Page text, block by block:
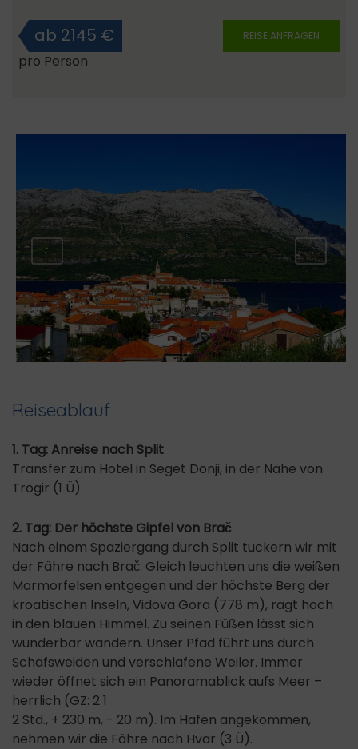
REISE ANFRAGEN
ab 2145 €
pro Person
← →
Reiseablauf
1. Tag: Anreise nach Split
Transfer zum Hotel in Seget Donji, in der Nähe von
Trogir (1 Ü).
2. Tag: Der höchste Gipfel von Brač
Nach einem Spaziergang durch Split tuckern wir mit
der Fähre nach Brač. Gleich leuchten uns die weißen
Marmorfelsen entgegen und der höchste Berg der
kroatischen Inseln, Vidova Gora (778 m), ragt hoch
in den blauen Himmel. Zu seinen Füßen lässt sich
wunderbar wandern. Unser Pfad führt uns durch
Schafsweiden und verschlafene Weiler. Immer
wieder öffnet sich ein Panoramablick aufs Meer –
herrlich (GZ: 2 1
2 Std., + 230 m, - 20 m). Im Hafen angekommen,
nehmen wir die Fähre nach Hvar (3 Ü).